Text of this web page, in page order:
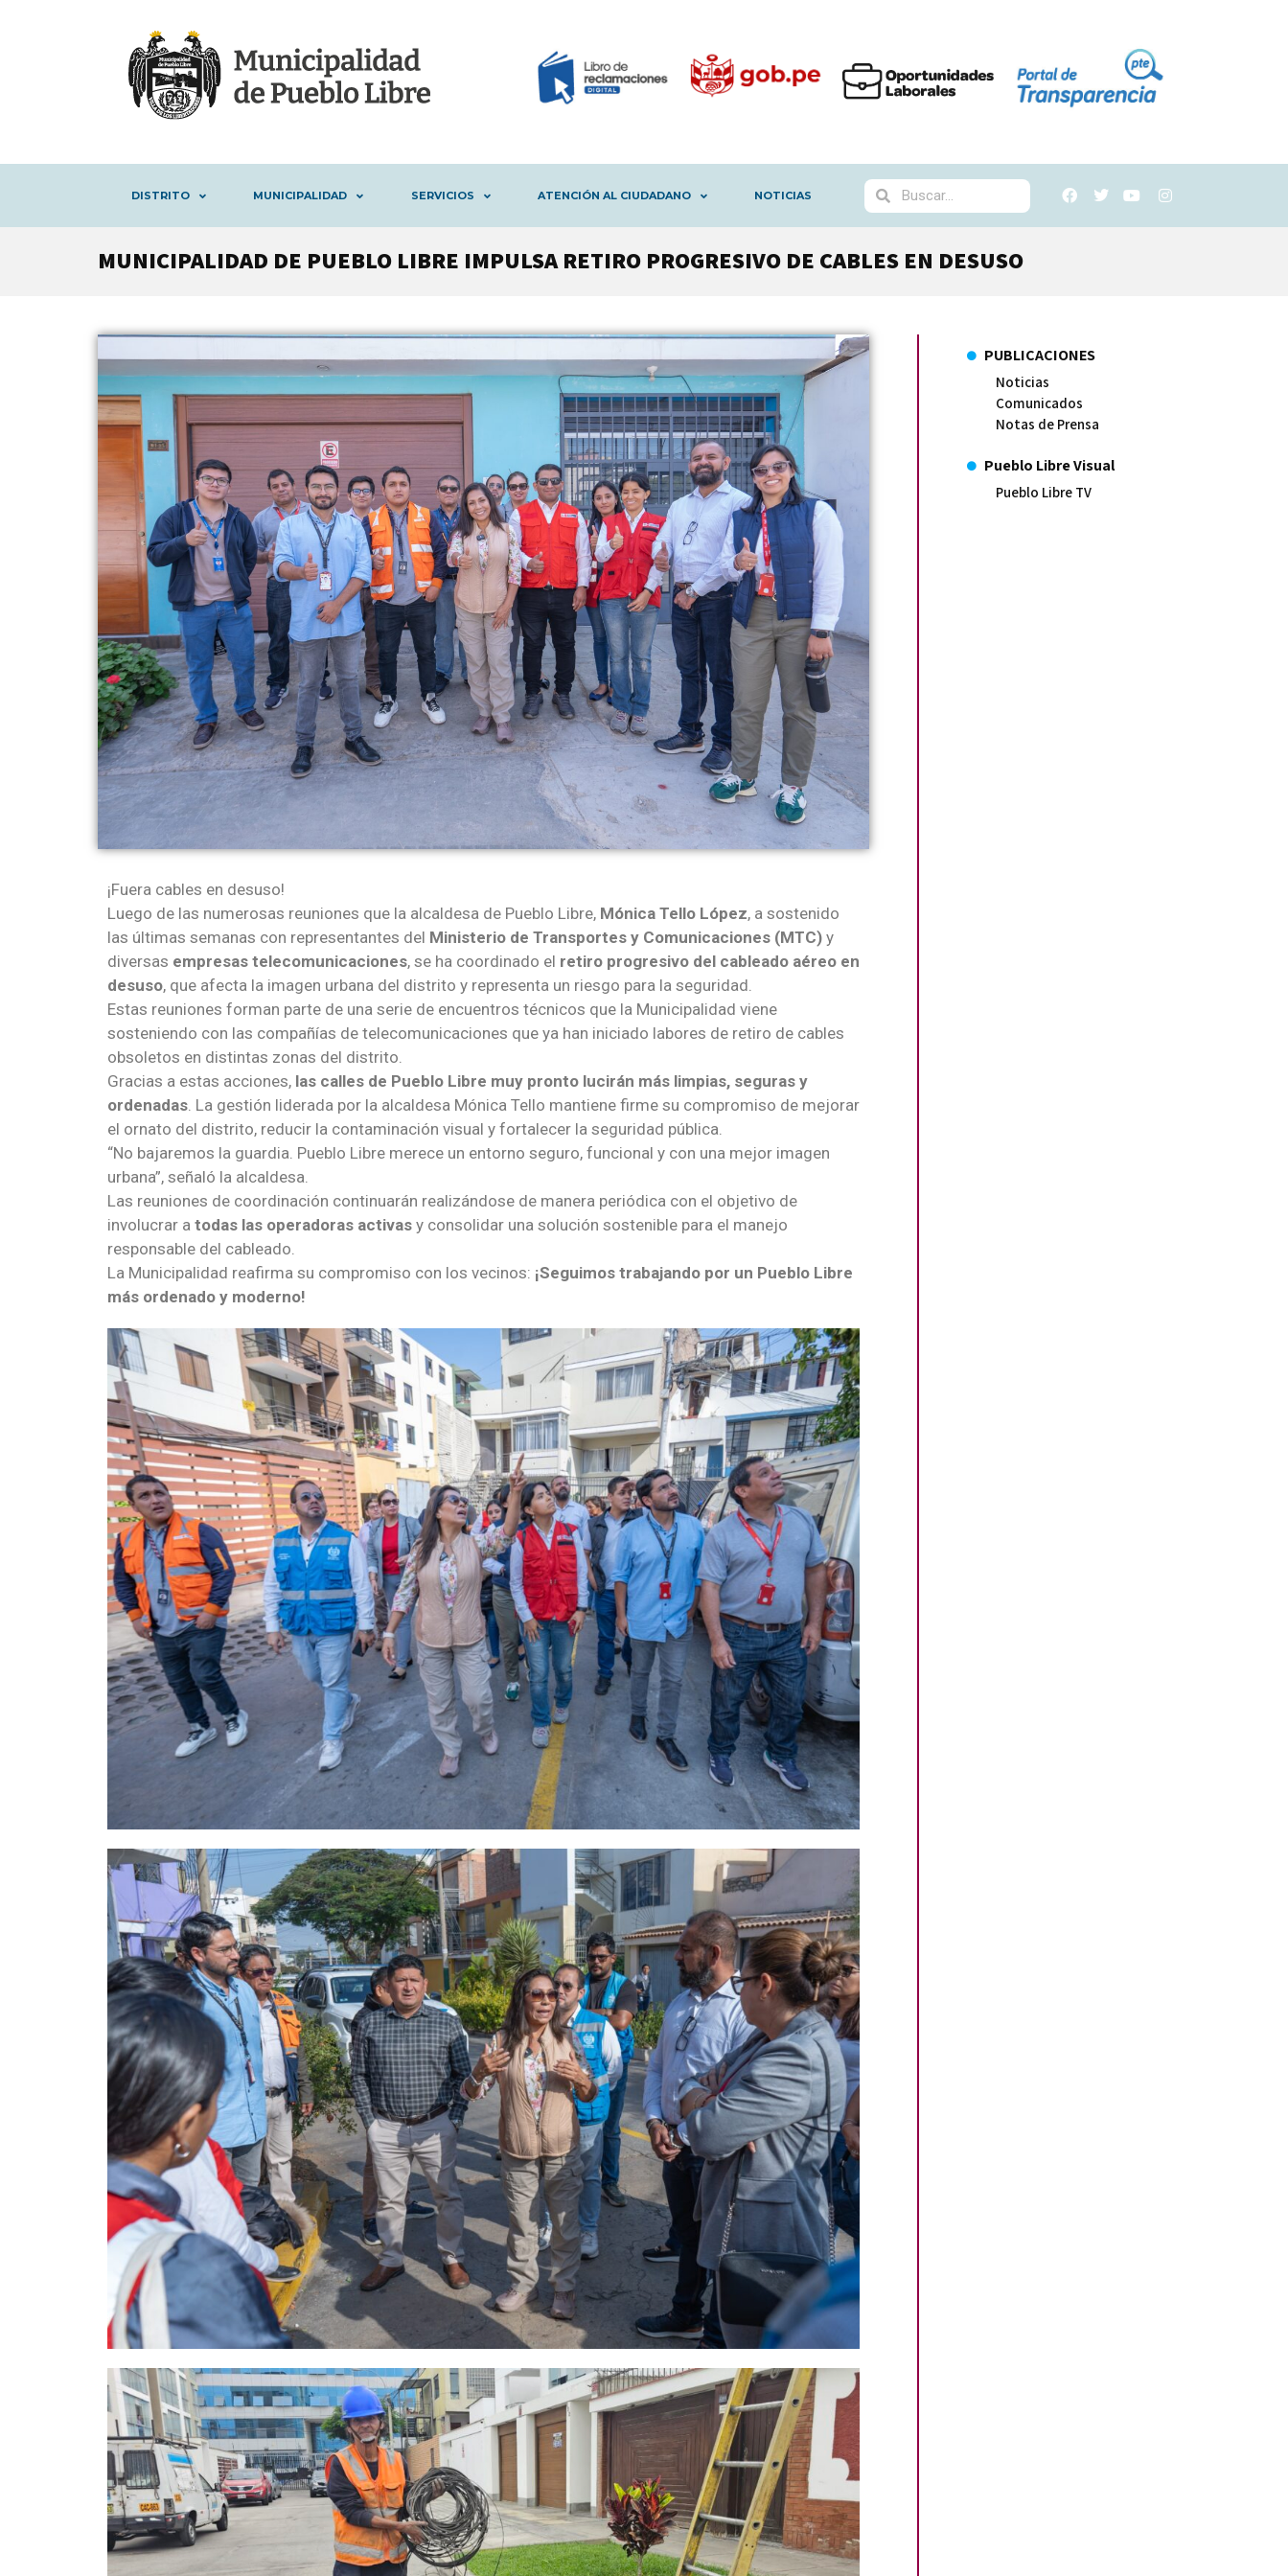
DISTRITO MUNICIPALIDAD SERVICIOS ATENCIÓN AL CIUDADANO NOTICIAS
MUNICIPALIDAD DE PUEBLO LIBRE IMPULSA RETIRO PROGRESIVO DE CABLES EN DESUSO
¡Fuera cables en desuso!
Luego de las numerosas reuniones que la alcaldesa de Pueblo Libre, Mónica Tello López, a sostenido
las últimas semanas con representantes del Ministerio de Transportes y Comunicaciones (MTC) y
diversas empresas telecomunicaciones, se ha coordinado el retiro progresivo del cableado aéreo en
desuso, que afecta la imagen urbana del distrito y representa un riesgo para la seguridad.
Estas reuniones forman parte de una serie de encuentros técnicos que la Municipalidad viene
sosteniendo con las compañías de telecomunicaciones que ya han iniciado labores de retiro de cables
obsoletos en distintas zonas del distrito.
Gracias a estas acciones, las calles de Pueblo Libre muy pronto lucirán más limpias, seguras y
ordenadas . La gestión liderada por la alcaldesa Mónica Tello mantiene firme su compromiso de mejorar
el ornato del distrito, reducir la contaminación visual y fortalecer la seguridad pública.
“No bajaremos la guardia. Pueblo Libre merece un entorno seguro, funcional y con una mejor imagen
urbana”, señaló la alcaldesa.
Las reuniones de coordinación continuarán realizándose de manera periódica con el objetivo de
involucrar a todas las operadoras activas y consolidar una solución sostenible para el manejo
responsable del cableado.
La Municipalidad reafirma su compromiso con los vecinos: ¡Seguimos trabajando por un Pueblo Libre
más ordenado y moderno!
PUBLICACIONES
Noticias
Comunicados
Notas de Prensa
Pueblo Libre Visual
Pueblo Libre TV